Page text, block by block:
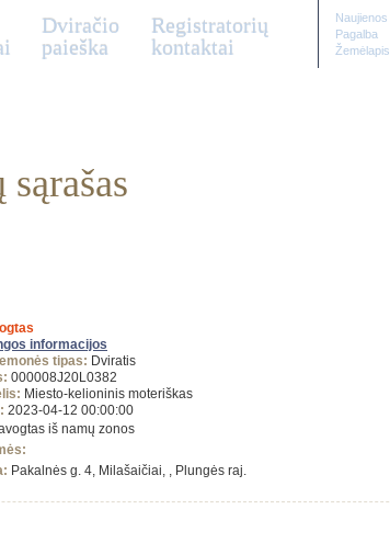
Dviračio
paieška
Registratorių
kontaktai
Naujienos
Pagalba
Žemėlapis
informacijos
tipas: Dviratis
000008J20L0382
Miesto-kelioninis moteriškas
2023-04-12 00:00:00
iš namų zonos
Pakalnės g. 4, Milašaičiai, , Plungės raj.